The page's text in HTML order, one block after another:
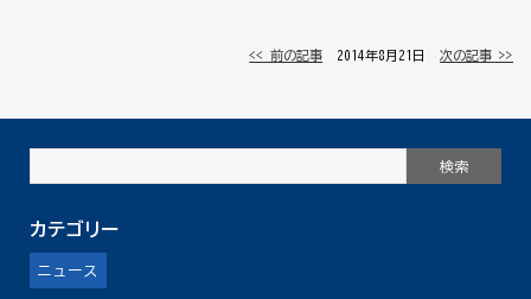
<< 前の記事 │ 2014年8月21日 │次の記事 >>
カテゴリー
ニュース